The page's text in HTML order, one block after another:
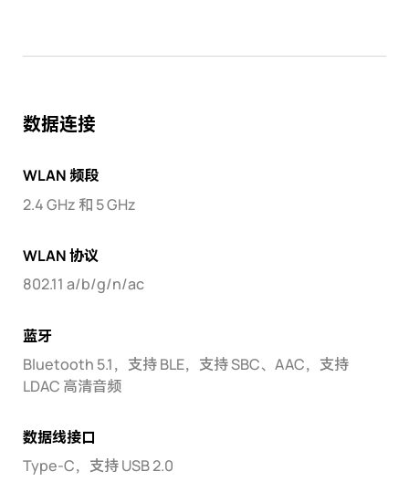
数据连接
WLAN 频段
2.4 GHz 和 5 GHz
WLAN 协议
802.11 a/b/g/n/ac
蓝牙
Bluetooth 5.1，支持 BLE，支持 SBC、AAC，支持
LDAC 高清音频
数据线接口
Type-C，支持 USB 2.0